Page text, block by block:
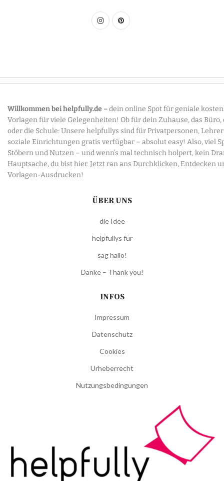
Willkommen bei helpfully.de –dein online Spot für geniale
Vorlagen für viele Gelegenheiten! Ob für dein Zuhause, das Büro,
oder die Schule: Unsere helpfullys sind für Privatpersonen,
soziale Einrichtungen gratis verfügbar – absolut easy! Also, viel
Stöbern und Nutzen – und wenn’s mal technisch holpert, kein
Hauptsache, du bist hier. Jetzt ran ans Durchklicken, Entdecken
Vorlagen-Ausdrucken!
ÜBER UNS
die Idee
helpfullys für
sag hallo!
Danke – Thank you!
INFOS
Impressum
Datenschutz
Cookies
Urheberrecht
Nutzungsbedingungen